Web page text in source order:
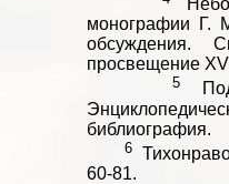
монографии Г.
обсуждения.
просвещение
5
библиография.
6
60-81.